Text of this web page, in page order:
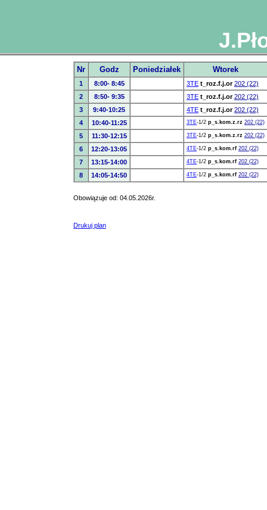
Nr Godz Poniedziałek Wtorek
1 8:00- 8:45 3TE t_roz.f.j.or 202 (22)
2
8:50- 9:35 3TE t_roz.f.j.or 202 (22)
3
9:40-10:25 4TE t_roz.f.j.or 202 (22)
4
10:40-11:25 3TE-1/2 p_s.kom.z.rz 202 (22)
5 11:30-12:15 3TE-1/2 p_s.kom.z.rz 202 (22)
6 12:20-13:05 4TE-1/2 p_s.kom.rf 202 (22)
7 13:15-14:00 4TE-1/2 p_s.kom.rf 202 (22)
8 14:05-14:50 4TE-1/2 p_s.kom.rf 202 (22)
Obowiązuje od: 04.05.2026r.
Drukuj plan